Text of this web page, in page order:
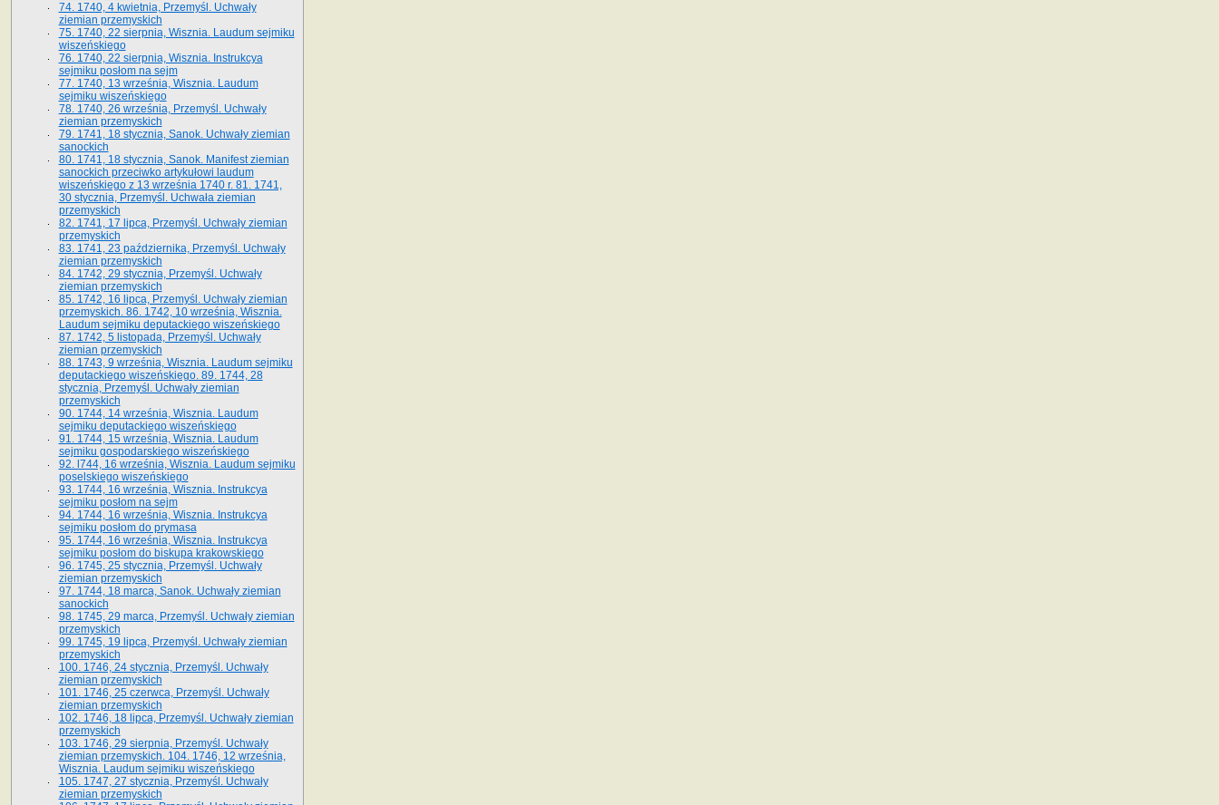
74. 1740, 4 kwietnia, Przemyśl. Uchwały
ziemian przemyskich
75. 1740, 22 sierpnia, Wisznia. Laudum sejmiku
wiszeńskiego
76. 1740, 22 sierpnia, Wisznia. Instrukcya
sejmiku posłom na sejm
77. 1740, 13 września, Wisznia. Laudum
sejmiku wiszeńskiego
78. 1740, 26 września, Przemyśl. Uchwały
ziemian przemyskich
79. 1741, 18 stycznia, Sanok. Uchwały ziemian
sanockich
80. 1741, 18 stycznia, Sanok. Manifest ziemian
sanockich przeciwko artykułowi laudum
wiszeńskiego z 13 wrze­śnia 1740 r. 81. 1741,
30 stycznia, Przemyśl. Uchwała ziemian
przemyskich
82. 1741, 17 lipca, Przemyśl. Uchwały ziemian
przemyskich
83. 1741, 23 października, Przemyśl. Uchwały
ziemian przemyskich
84. 1742, 29 stycznia, Przemyśl. Uchwały
ziemian przemyskich
85. 1742, 16 lipca, Przemyśl. Uchwały ziemian
przemyskich. 86. 1742, 10 września, Wisznia.
Laudum sejmiku deputackiego wiszeńskiego
87. 1742, 5 listopada, Przemyśl. Uchwały
ziemian przemyskich
88. 1743, 9 września, Wisznia. Laudum sejmiku
deputackiego wiszeńskiego. 89. 1744, 28
stycznia, Przemyśl. Uchwały ziemian
przemyskich
90. 1744, 14 września, Wisznia. Laudum
sejmiku deputackiego wiszeńskiego
91. 1744, 15 września, Wisznia. Laudum
sejmiku gospodarskiego wiszeńskiego
92. l744, 16 września, Wisznia. Laudum sejmiku
poselskiego wiszeńskiego
93. 1744, 16 września, Wisznia. Instrukcya
sejmiku posłom na sejm
94. 1744, 16 września, Wisznia. Instrukcya
sejmiku posłom do prymasa
95. 1744, 16 września, Wisznia. Instrukcya
sejmiku posłom do biskupa krakowskiego
96. 1745, 25 stycznia, Przemyśl. Uchwały
ziemian przemyskich
97. 1744, 18 marca, Sanok. Uchwały ziemian
sanockich
98. 1745, 29 marca, Przemyśl. Uchwały ziemian
przemyskich
99. 1745, 19 lipca, Przemyśl. Uchwały ziemian
przemyskich
100. 1746, 24 stycznia, Przemyśl. Uchwały
ziemian przemyskich
101. 1746, 25 czerwca, Przemyśl. Uchwały
ziemian przemyskich
102. 1746, 18 lipca, Przemyśl. Uchwały ziemian
przemyskich
103. 1746, 29 sierpnia, Przemyśl. Uchwały
ziemian przemyskich. 104. 1746, 12 września,
Wisznia. Laudum sejmiku wiszeńskiego
105. 1747, 27 stycznia, Przemyśl. Uchwały
ziemian przemyskich